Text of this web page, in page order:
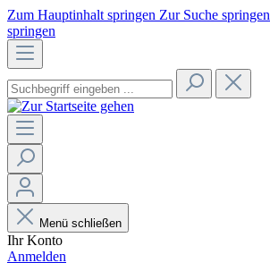
Zum Hauptinhalt springen Zur Suche springen
springen
Menü schließen
Ihr Konto
Anmelden